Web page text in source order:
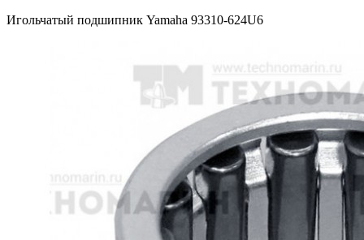
Игольчатый подшипник Yamaha 93310-624U6